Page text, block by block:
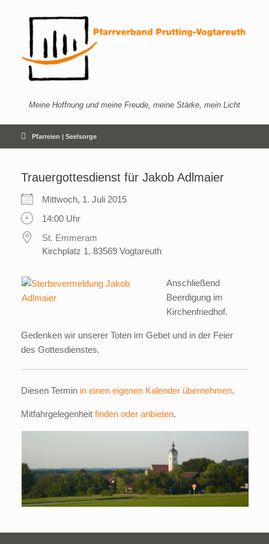
Meine Hoffnung und meine Freude, meine Stärke, mein Licht
Pfarreien | Seelsorge
Trauergottesdienst für Jakob Adlmaier
Mittwoch, 1. Juli 2015
14:00 Uhr
St. Emmeram
Kirchplatz 1, 83569 Vogtareuth
Anschließend
Beerdigung im
Kirchenfriedhof.
Gedenken wir unserer Toten im Gebet und in der Feier
des Gottesdienstes.
Diesen Termin in einen eigenen Kalender übernehmen.
Mitfahrgelegenheit finden oder anbieten.